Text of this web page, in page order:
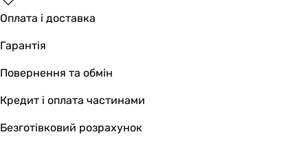
Оплата і доставка
Гарантія
Повернення та обмін
Кредит і оплата частинами
Безготівковий розрахунок